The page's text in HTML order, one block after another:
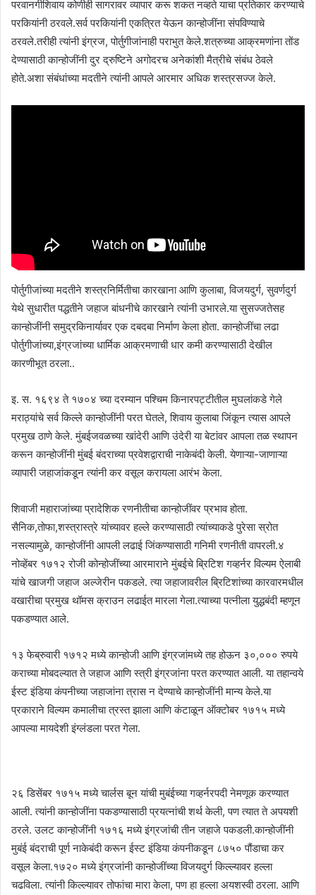
परवानगीशिवाय कोणीही सागरावर व्यापार करू शकत नव्हते याचा प्रतिकार करण्याचे
परकियांनी ठरवले.सर्व परकियांनी एकत्रित येऊन कान्होजींना संपविण्याचे
ठरवले.तरीही त्यांनी इंग्रज, पोर्तुगीजांनाही पराभुत केले.शत्रुच्या आक्रमणांना तोंड
देण्यासाठी कान्होजींनी दुर द्रुष्टिने अगोदरच अनेकांशी मैत्रीचे संबंध ठेवले
होते.अशा संबंधांच्या मदतीने त्यांनी आपले आरमार अधिक शस्त्रसज्ज केले.
पोर्तुगीजांच्या मदतीने शस्त्रनिर्मितीचा कारखाना आणि कुलाबा, विजयदुर्ग, सुवर्णदुर्ग
येथे सुधारीत पद्धतीने जहाज बांधनीचे कारखाने त्यांनी उभारले.या सुसज्जतेसह
कान्होजींनी समुद्रकिनार्यावर एक दबदबा निर्माण केला होता. कान्होजींचा लढा
पोर्तुगीजांच्या,इंग्रजांच्या धार्मिक आक्रमणाची धार कमी करण्यासाठी देखील
कारणीभूत ठरला..
इ. स. १६९४ ते १७०४ च्या दरम्यान पश्चिम किनारपट्टीतील मुघलांकडे गेले
मराठ्यांचे सर्व किल्ले कान्होजींनी परत घेतले, शिवाय कुलाबा जिंकून त्यास आपले
प्रमुख ठाणे केले. मुंबईजवळच्या खांदेरी आणि उंदेरी या बेटांवर आपला तळ स्थापन
करून कान्होजींनी मुंबई बंदराच्या प्रवेशद्वाराची नाकेबंदी केली. येणाऱ्या-जाणाऱ्या
व्यापारी जहाजांकडून त्यांनी कर वसूल करायला आरंभ केला.
शिवाजी महाराजांच्या प्रादेशिक रणनीतीचा कान्होजींवर प्रभाव होता.
सैनिक,तोफा,शस्त्रास्त्रे यांच्यावर हल्ले करण्यासाठी त्यांच्याकडे पुरेसा स्रोत
नसल्यामुळे, कान्होजींनी आपली लढाई जिंकण्यासाठी गनिमी रणनीती वापरली.४
नोव्हेंबर १७१२ रोजी कोन्होजींच्या आरमाराने मुंबईचे ब्रिटिश गव्हर्नर विल्यम ऐलाबी
यांचे खाजगी जहाज अल्जेरीन पकडले. त्या जहाजावरील ब्रिटिशांच्या कारवारमधील
वखारीचा प्रमुख थॉमस क्राउन लढाईत मारला गेला.त्याच्या पत्नीला युद्धबंदी म्हणून
पकडण्यात आले.
१३ फेब्रुवारी १७१२ मध्ये कान्होजी आणि इंग्रजांमध्ये तह होऊन ३०,००० रुपये
कराच्या मोबदल्यात ते जहाज आणि स्त्री इंग्रजांना परत करण्यात आली. या तहान्वये
ईस्ट इंडिया कंपनीच्या जहाजांना त्रास न देण्याचे कान्होजींनी मान्य केले.या
प्रकाराने विल्यम कमालीचा त्रस्त झाला आणि कंटाळून ऑक्टोबर १७१५ मध्ये
आपल्या मायदेशी इंग्लंडला परत गेला.
२६ डिसेंबर १७१५ मध्ये चार्लस बून यांची मुबंईच्या गव्हर्नरपदी नेमणूक करण्यात
आली. त्यांनी कान्होजींना पकडण्यासाठी प्रयत्नांची शर्थ केली, पण त्यात ते अपयशी
ठरले. उलट कान्होजींनी १७१६ मध्ये इंग्रजांची तीन जहाजे पकडली.कान्होजींनी
मुबंई बंदराची पूर्ण नाकेबंदी करून ईस्ट इंडिया कंपनीकडून ८७५० पौंडाचा कर
वसूल केला.१७२० मध्ये इंग्रजांनी कान्होजींच्या विजयदुर्ग किल्ल्यावर हल्ला
चढविला. त्यांनी किल्ल्यावर तोफांचा मारा केला, पण हा हल्ला अयशस्वी ठरला. आणि